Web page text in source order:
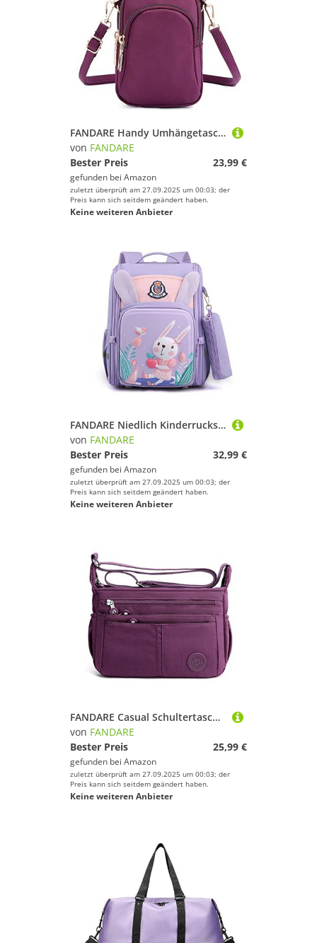
FANDARE Handy Umhängetasche Frauen Schultertasche Damen Handy-Brieftasche Klein Handtasche Reisepass Handytasche für Mädchen Einkaufen Party Schule Reise Unterarmtasche Wasserdicht Nylon Lila
von FANDARE
Bester Preis
23,99 €
gefunden bei Amazon
zuletzt überprüft am 27.09.2025 um 00:03; der
Preis kann sich seitdem geändert haben.
Keine weiteren Anbieter
FANDARE Niedlich Kinderrucksack Schulranzen Reflektierend Schultaschen Jungen Mädchen Schulrucksack Jugendliche Schultasche für 1-6 Klasse Kind Reise Kindergartentasche Rucksack mit Federmäppchen
von FANDARE
Bester Preis
32,99 €
gefunden bei Amazon
zuletzt überprüft am 27.09.2025 um 00:03; der
Preis kann sich seitdem geändert haben.
Keine weiteren Anbieter
FANDARE Casual Schultertasche Damen Leichte Umhängetasche Wasserdicht Nylon für Sporttasche Arbeitstasche Reise Freizeit Crossbody Bag Violett
von FANDARE
Bester Preis
25,99 €
gefunden bei Amazon
zuletzt überprüft am 27.09.2025 um 00:03; der
Preis kann sich seitdem geändert haben.
Keine weiteren Anbieter